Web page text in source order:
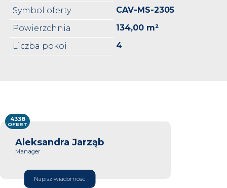
Symbol oferty
CAV-MS-2305
Powierzchnia
134,00 m²
Liczba pokoi
4
Aleksandra Jarząb
Manager
Napisz wiadomość
4338
OFERT